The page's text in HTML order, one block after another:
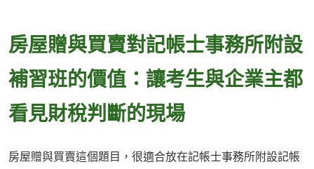
房屋贈與買賣對記帳士事務所附設
補習班的價值：讓考生與企業主都
看見財稅判斷的現場
房屋贈與買賣這個題目，很適合放在記帳士事務所附設記帳